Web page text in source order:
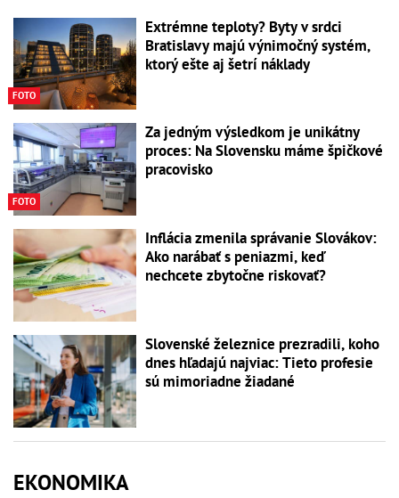
FOTO
Extrémne teploty? Byty v srdci
Bratislavy majú výnimočný systém,
ktorý ešte aj šetrí náklady
FOTO
Za jedným výsledkom je unikátny
proces: Na Slovensku máme špičkové
pracovisko
Inflácia zmenila správanie Slovákov:
Ako narábať s peniazmi, keď
nechcete zbytočne riskovať?
Slovenské železnice prezradili, koho
dnes hľadajú najviac: Tieto profesie
sú mimoriadne žiadané
EKONOMIKA